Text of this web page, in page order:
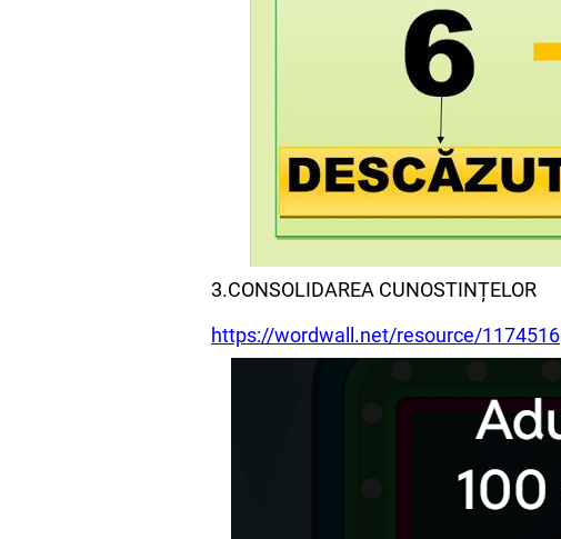
3.CONSOLIDAREA CUNOSTINȚELOR
https://wordwall.net/resource/1174516